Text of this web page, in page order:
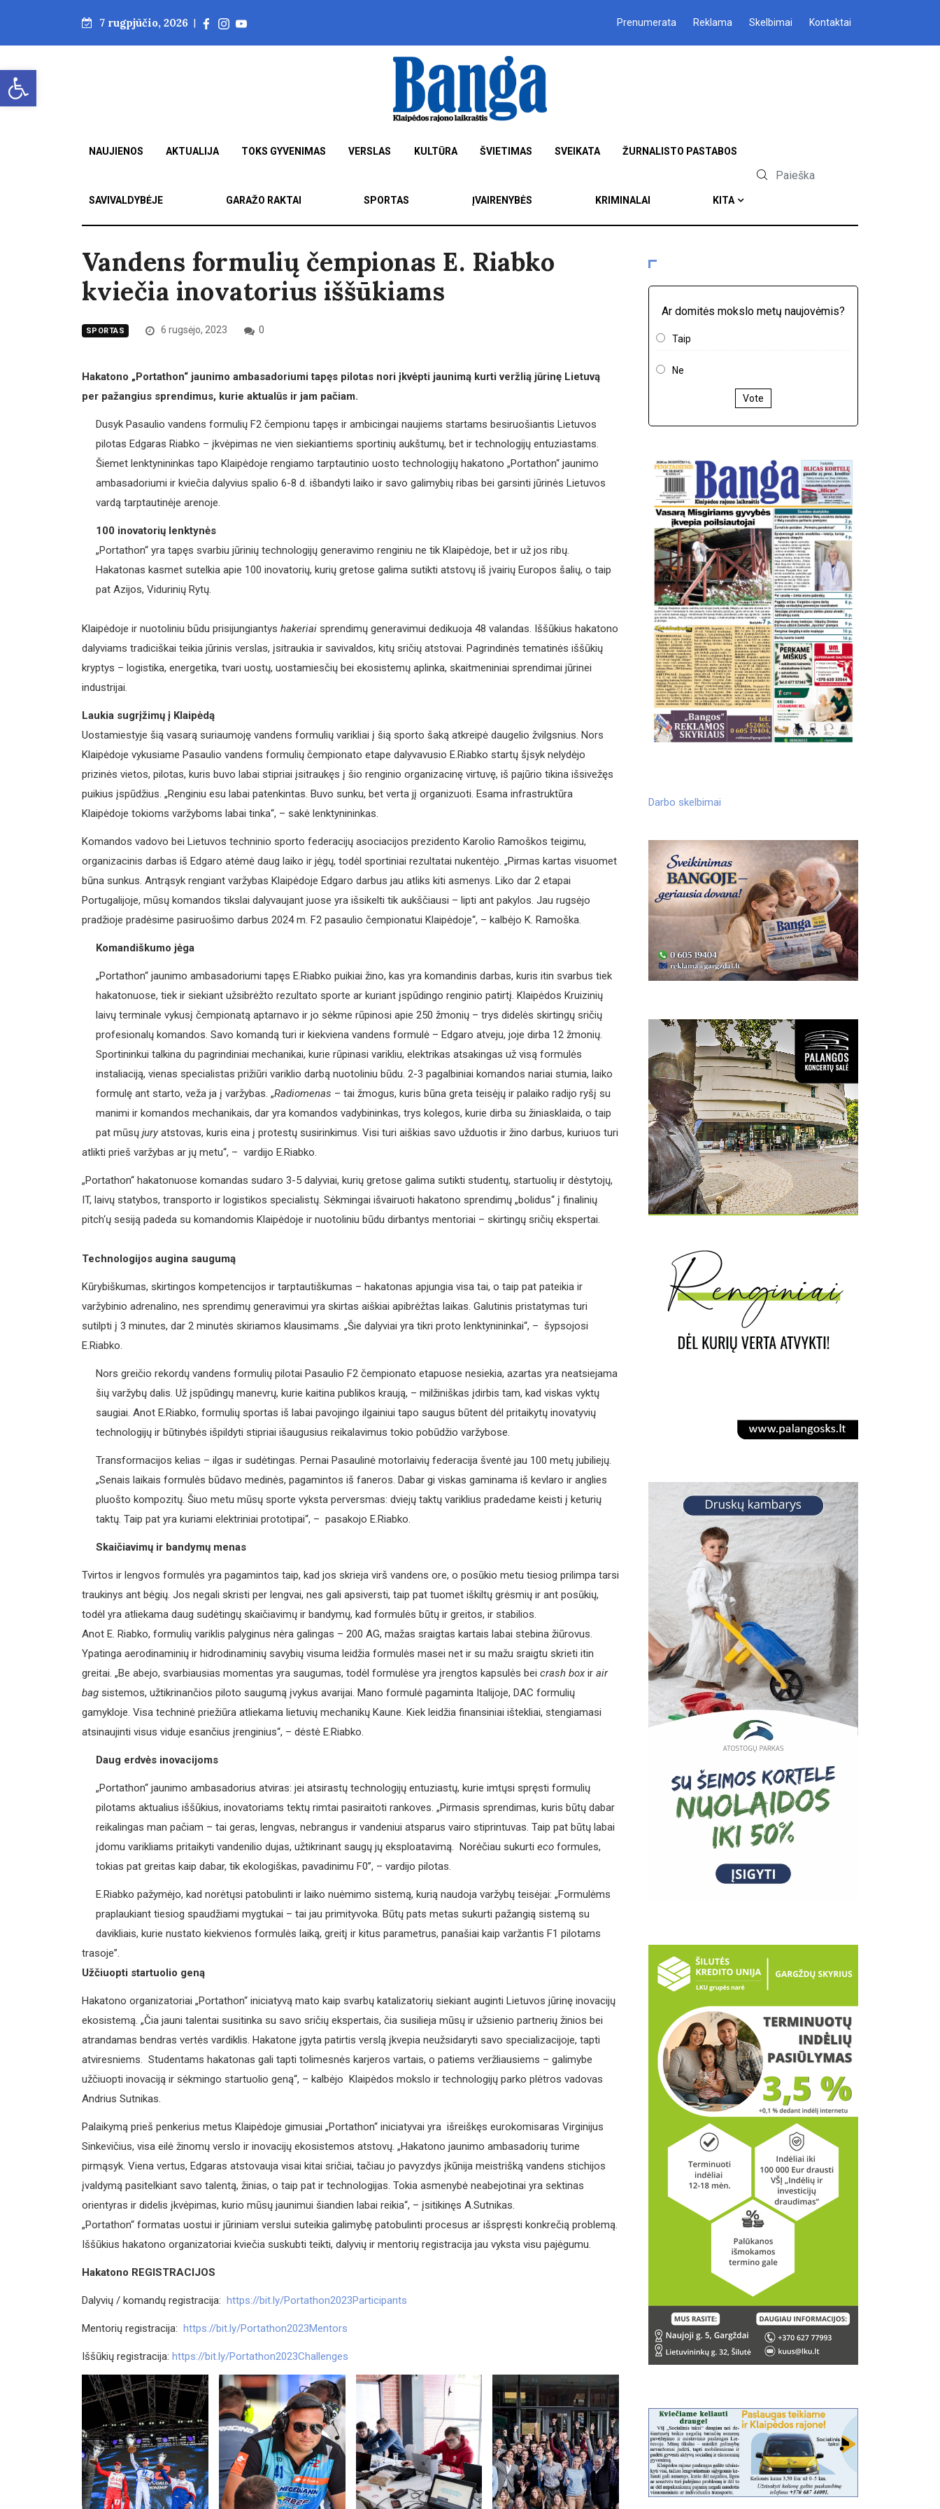
Open toolbar
7 rugpjūčio, 2026 | Prenumerata Reklama Skelbimai Kontaktai
NAUJIENOS AKTUALIJA TOKS GYVENIMAS VERSLAS KULTŪRA ŠVIETIMAS SVEIKATA ŽURNALISTO PASTABOS
SAVIVALDYBĖJE GARAŽO RAKTAI SPORTAS ĮVAIRENYBĖS KRIMINALAI KITA
Vandens formulių čempionas E. Riabko
kviečia inovatorius iššūkiams
SPORTAS 6 rugsėjo, 2023 0
Hakatono „Portathon“ jaunimo ambasadoriumi tapęs pilotas nori įkvėpti jaunimą kurti veržlią jūrinę Lietuvą
per pažangius sprendimus, kurie aktualūs ir jam pačiam.
Dusyk Pasaulio vandens formulių F2 čempionu tapęs ir ambicingai naujiems startams besiruošiantis Lietuvos
pilotas Edgaras Riabko – įkvėpimas ne vien siekiantiems sportinių aukštumų, bet ir technologijų entuziastams.
Šiemet lenktynininkas tapo Klaipėdoje rengiamo tarptautinio uosto technologijų hakatono „Portathon“ jaunimo
ambasadoriumi ir kviečia dalyvius spalio 6-8 d. išbandyti laiko ir savo galimybių ribas bei garsinti jūrinės Lietuvos
vardą tarptautinėje arenoje.
100 inovatorių lenktynės
„Portathon“ yra tapęs svarbiu jūrinių technologijų generavimo renginiu ne tik Klaipėdoje, bet ir už jos ribų.
Hakatonas kasmet sutelkia apie 100 inovatorių, kurių gretose galima sutikti atstovų iš įvairių Europos šalių, o taip
pat Azijos, Vidurinių Rytų.
Klaipėdoje ir nuotoliniu būdu prisijungiantys hakeriai sprendimų generavimui dedikuoja 48 valandas. Iššūkius hakatono
dalyviams tradiciškai teikia jūrinis verslas, įsitraukia ir savivaldos, kitų sričių atstovai. Pagrindinės tematinės iššūkių
kryptys – logistika, energetika, tvari uostų, uostamiesčių bei ekosistemų aplinka, skaitmeniniai sprendimai jūrinei
industrijai.
Laukia sugrįžimų į Klaipėdą
Uostamiestyje šią vasarą suriaumoję vandens formulių varikliai į šią sporto šaką atkreipė daugelio žvilgsnius. Nors
Klaipėdoje vykusiame Pasaulio vandens formulių čempionato etape dalyvavusio E.Riabko startų šįsyk nelydėjo
prizinės vietos, pilotas, kuris buvo labai stipriai įsitraukęs į šio renginio organizacinę virtuvę, iš pajūrio tikina išsivežęs
puikius įspūdžius. „Renginiu esu labai patenkintas. Buvo sunku, bet verta jį organizuoti. Esama infrastruktūra
Klaipėdoje tokioms varžyboms labai tinka“, – sakė lenktynininkas.
Komandos vadovo bei Lietuvos techninio sporto federacijų asociacijos prezidento Karolio Ramoškos teigimu,
organizacinis darbas iš Edgaro atėmė daug laiko ir jėgų, todėl sportiniai rezultatai nukentėjo. „Pirmas kartas visuomet
būna sunkus. Antrąsyk rengiant varžybas Klaipėdoje Edgaro darbus jau atliks kiti asmenys. Liko dar 2 etapai
Portugalijoje, mūsų komandos tikslai dalyvaujant juose yra išsikelti tik aukščiausi – lipti ant pakylos. Jau rugsėjo
pradžioje pradėsime pasiruošimo darbus 2024 m. F2 pasaulio čempionatui Klaipėdoje“, – kalbėjo K. Ramoška.
Komandiškumo jėga
„Portathon“ jaunimo ambasadoriumi tapęs E.Riabko puikiai žino, kas yra komandinis darbas, kuris itin svarbus tiek
hakatonuose, tiek ir siekiant užsibrėžto rezultato sporte ar kuriant įspūdingo renginio patirtį. Klaipėdos Kruizinių
laivų terminale vykusį čempionatą aptarnavo ir jo sėkme rūpinosi apie 250 žmonių – trys didelės skirtingų sričių
profesionalų komandos. Savo komandą turi ir kiekviena vandens formulė – Edgaro atveju, joje dirba 12 žmonių.
Sportininkui talkina du pagrindiniai mechanikai, kurie rūpinasi varikliu, elektrikas atsakingas už visą formulės
instaliaciją, vienas specialistas prižiūri variklio darbą nuotoliniu būdu. 2-3 pagalbiniai komandos nariai stumia, laiko
formulę ant starto, veža ja į varžybas. „Radiomenas – tai žmogus, kuris būna greta teisėjų ir palaiko radijo ryšį su
manimi ir komandos mechanikais, dar yra komandos vadybininkas, trys kolegos, kurie dirba su žiniasklaida, o taip
pat mūsų juryatstovas, kuris eina į protestų susirinkimus. Visi turi aiškias savo užduotis ir žino darbus, kuriuos turi
atlikti prieš varžybas ar jų metu“, – vardijo E.Riabko.
„Portathon“ hakatonuose komandas sudaro 3-5 dalyviai, kurių gretose galima sutikti studentų, startuolių ir dėstytojų,
IT, laivų statybos, transporto ir logistikos specialistų. Sėkmingai išvairuoti hakatono sprendimų „bolidus“ į finalinių
pitch‘ų sesiją padeda su komandomis Klaipėdoje ir nuotoliniu būdu dirbantys mentoriai – skirtingų sričių ekspertai.
Technologijos augina saugumą
Kūrybiškumas, skirtingos kompetencijos ir tarptautiškumas – hakatonas apjungia visa tai, o taip pat pateikia ir
varžybinio adrenalino, nes sprendimų generavimui yra skirtas aiškiai apibrėžtas laikas. Galutinis pristatymas turi
sutilpti į 3 minutes, dar 2 minutės skiriamos klausimams. „Šie dalyviai yra tikri proto lenktynininkai“, – šypsojosi
E.Riabko.
Nors greičio rekordų vandens formulių pilotai Pasaulio F2 čempionato etapuose nesiekia, azartas yra neatsiejama
šių varžybų dalis. Už įspūdingų manevrų, kurie kaitina publikos kraują, – milžiniškas įdirbis tam, kad viskas vyktų
saugiai. Anot E.Riabko, formulių sportas iš labai pavojingo ilgainiui tapo saugus būtent dėl pritaikytų inovatyvių
technologijų ir būtinybės išpildyti stipriai išaugusius reikalavimus tokio pobūdžio varžybose.
Transformacijos kelias – ilgas ir sudėtingas. Pernai Pasaulinė motorlaivių federacija šventė jau 100 metų jubiliejų.
„Senais laikais formulės būdavo medinės, pagamintos iš faneros. Dabar gi viskas gaminama iš kevlaro ir anglies
pluošto kompozitų. Šiuo metu mūsų sporte vyksta perversmas: dviejų taktų variklius pradedame keisti į keturių
taktų. Taip pat yra kuriami elektriniai prototipai“, – pasakojo E.Riabko.
Skaičiavimų ir bandymų menas
Tvirtos ir lengvos formulės yra pagamintos taip, kad jos skrieja virš vandens ore, o posūkio metu tiesiog prilimpa tarsi
traukinys ant bėgių. Jos negali skristi per lengvai, nes gali apsiversti, taip pat tuomet iškiltų grėsmių ir ant posūkių,
todėl yra atliekama daug sudėtingų skaičiavimų ir bandymų, kad formulės būtų ir greitos, ir stabilios.
Anot E. Riabko, formulių variklis palyginus nėra galingas – 200 AG, mažas sraigtas kartais labai stebina žiūrovus.
Ypatinga aerodinaminių ir hidrodinaminių savybių visuma leidžia formulės masei net ir su mažu sraigtu skrieti itin
greitai. „Be abejo, svarbiausias momentas yra saugumas, todėl formulėse yra įrengtos kapsulės bei crash box ir air
bag sistemos, užtikrinančios piloto saugumą įvykus avarijai. Mano formulė pagaminta Italijoje, DAC formulių
gamykloje. Visa techninė priežiūra atliekama lietuvių mechanikų Kaune. Kiek leidžia finansiniai ištekliai, stengiamasi
atsinaujinti visus viduje esančius įrenginius“, – dėstė E.Riabko.
Daug erdvės inovacijoms
„Portathon“ jaunimo ambasadorius atviras: jei atsirastų technologijų entuziastų, kurie imtųsi spręsti formulių
pilotams aktualius iššūkius, inovatoriams tektų rimtai pasiraitoti rankoves. „Pirmasis sprendimas, kuris būtų dabar
reikalingas man pačiam – tai geras, lengvas, nebrangus ir vandeniui atsparus vairo stiprintuvas. Taip pat būtų labai
įdomu varikliams pritaikyti vandenilio dujas, užtikrinant saugų jų eksploatavimą. Norėčiau sukurti eco formules,
tokias pat greitas kaip dabar, tik ekologiškas, pavadinimu F0”, – vardijo pilotas.
E.Riabko pažymėjo, kad norėtųsi patobulinti ir laiko nuėmimo sistemą, kurią naudoja varžybų teisėjai: „Formulėms
praplaukiant tiesiog spaudžiami mygtukai – tai jau primityvoka. Būtų pats metas sukurti pažangią sistemą su
davikliais, kurie nustato kiekvienos formulės laiką, greitį ir kitus parametrus, panašiai kaip varžantis F1 pilotams
trasoje”.
Užčiuopti startuolio geną
Hakatono organizatoriai „Portathon“ iniciatyvą mato kaip svarbų katalizatorių siekiant auginti Lietuvos jūrinę inovacijų
ekosistemą. „Čia jauni talentai susitinka su savo sričių ekspertais, čia susilieja mūsų ir užsienio partnerių žinios bei
atrandamas bendras vertės vardiklis. Hakatone įgyta patirtis verslą įkvepia neužsidaryti savo specializacijoje, tapti
atviresniems. Studentams hakatonas gali tapti tolimesnės karjeros vartais, o patiems veržliausiems – galimybe
užčiuopti inovaciją ir sėkmingo startuolio geną“, – kalbėjo Klaipėdos mokslo ir technologijų parko plėtros vadovas
Andrius Sutnikas.
Palaikymą prieš penkerius metus Klaipėdoje gimusiai „Portathon“ iniciatyvai yra išreiškęs eurokomisaras Virginijus
Sinkevičius, visa eilė žinomų verslo ir inovacijų ekosistemos atstovų. „Hakatono jaunimo ambasadorių turime
pirmąsyk. Viena vertus, Edgaras atstovauja visai kitai sričiai, tačiau jo pavyzdys įkūnija meistrišką vandens stichijos
įvaldymą pasitelkiant savo talentą, žinias, o taip pat ir technologijas. Tokia asmenybė neabejotinai yra sektinas
orientyras ir didelis įkvėpimas, kurio mūsų jaunimui šiandien labai reikia“, – įsitikinęs A.Sutnikas.
„Portathon“ formatas uostui ir jūriniam verslui suteikia galimybę patobulinti procesus ar išspręsti konkrečią problemą.
Iššūkius hakatono organizatoriai kviečia suskubti teikti, dalyvių ir mentorių registracija jau vyksta visu pajėgumu.
Hakatono REGISTRACIJOS
Dalyvių / komandų registracija: https://bit.ly/Portathon2023Participants
Mentorių registracija: https://bit.ly/Portathon2023Mentors
Iššūkių registracija: https://bit.ly/Portathon2023Challenges
Ar domitės mokslo metų naujovėmis?
Taip
Ne
Vote
Darbo skelbimai